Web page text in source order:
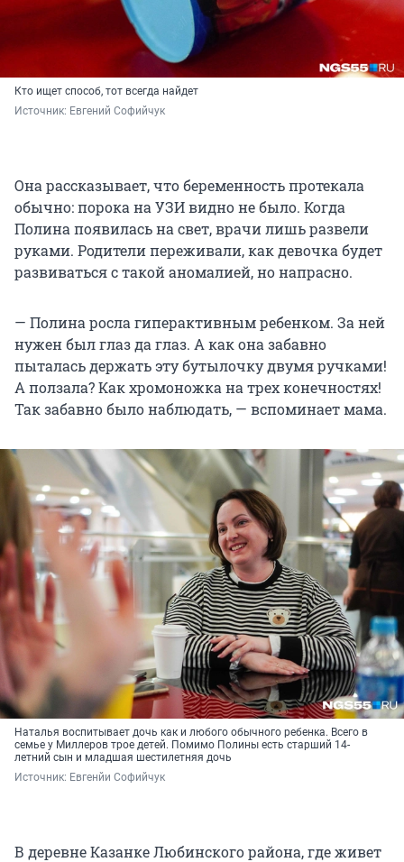
Кто ищет способ, тот всегда найдет
Источник: Евгений Софийчук
Она рассказывает, что беременность протекала
обычно: порока на УЗИ видно не было. Когда
Полина появилась на свет, врачи лишь развели
руками. Родители переживали, как девочка будет
развиваться с такой аномалией, но напрасно.
— Полина росла гиперактивным ребенком. За ней
нужен был глаз да глаз. А как она забавно
пыталась держать эту бутылочку двумя ручками!
А ползала? Как хромоножка на трех конечностях!
Так забавно было наблюдать, — вспоминает мама.
Наталья воспитывает дочь как и любого обычного ребенка. Всего в
семье у Миллеров трое детей. Помимо Полины есть старший 14-
летний сын и младшая шестилетняя дочь
Источник: Евгенйи Софийчук
В деревне Казанке Любинского района, где живет